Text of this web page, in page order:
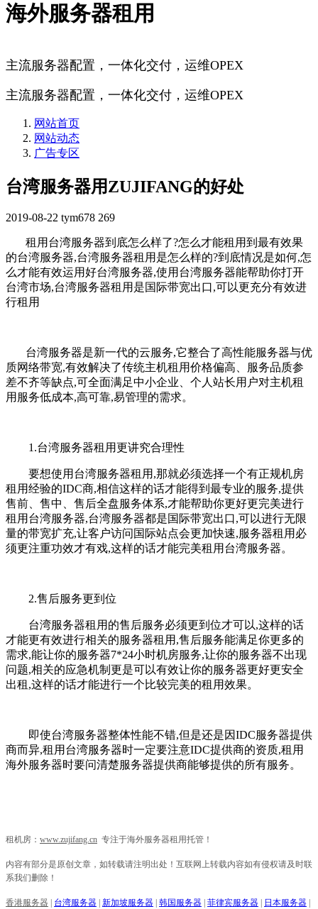
海外服务器租用
主流服务器配置，一体化交付，运维OPEX
主流服务器配置，一体化交付，运维OPEX
网站首页
网站动态
广告专区
台湾服务器用ZUJIFANG的好处
2019-08-22 tym678 269
租用台湾服务器到底怎么样了?怎么才能租用到最有效果
的台湾服务器,台湾服务器租用是怎么样的?到底情况是如何,怎
么才能有效运用好台湾服务器,使用台湾服务器能帮助你打开
台湾市场,台湾服务器租用是国际带宽出口,可以更充分有效进
行租用
台湾服务器是新一代的云服务,它整合了高性能服务器与优
质网络带宽,有效解决了传统主机租用价格偏高、服务品质参
差不齐等缺点,可全面满足中小企业、个人站长用户对主机租
用服务低成本,高可靠,易管理的需求。
1.台湾服务器租用更讲究合理性
要想使用台湾服务器租用,那就必须选择一个有正规机房
租用经验的IDC商,相信这样的话才能得到最专业的服务,提供
售前、售中、售后全盘服务体系,才能帮助你更好更完美进行
租用台湾服务器,台湾服务器都是国际带宽出口,可以进行无限
量的带宽扩充,让客户访问国际站点会更加快速,服务器租用必
须更注重功效才有戏,这样的话才能完美租用台湾服务器。
2.售后服务更到位
台湾服务器租用的售后服务必须更到位才可以,这样的话
才能更有效进行相关的服务器租用,售后服务能满足你更多的
需求,能让你的服务器7*24小时机房服务,让你的服务器不出现
问题,相关的应急机制更是可以有效让你的服务器更好更安全
出租,这样的话才能进行一个比较完美的租用效果。
即使台湾服务器整体性能不错,但是还是因IDC服务器提供
商而异,租用台湾服务器时一定要注意IDC提供商的资质,租用
海外服务器时要问清楚服务器提供商能够提供的所有服务。
租机房： www.zujifang.cn 专注于海外服务器租用托管！
内容有部分是原创文章，如转载请注明出处！互联网上转载内容如有侵权请及时联
系我们删除！
香港服务器 台湾服务器 新加坡服务器 韩国服务器 菲律宾服务器 日本服务器